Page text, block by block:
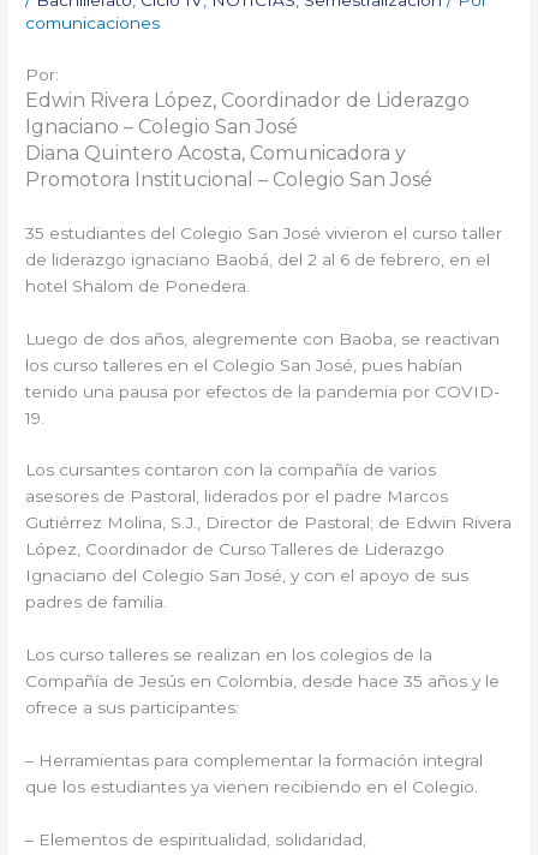
comunicaciones
Por:
Edwin Rivera López, Coordinador de Liderazgo
Ignaciano – Colegio San José
Diana Quintero Acosta, Comunicadora y
Promotora Institucional – Colegio San José
35 estudiantes del Colegio San José vivieron el curso taller
de liderazgo ignaciano Baobá, del 2 al 6 de febrero, en el
hotel Shalom de Ponedera.
Luego de dos años, alegremente con Baoba, se reactivan
los curso talleres en el Colegio San José, pues habían
tenido una pausa por efectos de la pandemia por COVID-
19.
Los cursantes contaron con la compañía de varios
asesores de Pastoral, liderados por el padre Marcos
Gutiérrez Molina, S.J., Director de Pastoral; de Edwin Rivera
López, Coordinador de Curso Talleres de Liderazgo
Ignaciano del Colegio San José, y con el apoyo de sus
padres de familia.
Los curso talleres se realizan en los colegios de la
Compañía de Jesús en Colombia, desde hace 35 años y le
ofrece a sus participantes:
– Herramientas para complementar la formación integral
que los estudiantes ya vienen recibiendo en el Colegio.
– Elementos de espiritualidad, solidaridad,